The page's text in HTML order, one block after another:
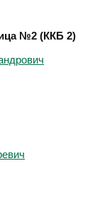
№2 (ККБ 2)